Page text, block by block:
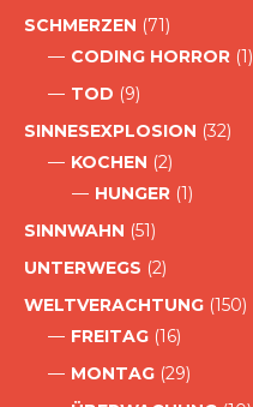
SCHMERZEN (71)
CODING HORROR (1)
TOD (9)
SINNESEXPLOSION (32)
KOCHEN (2)
HUNGER (1)
SINNWAHN (51)
UNTERWEGS (2)
WELTVERACHTUNG (150)
FREITAG (16)
MONTAG (29)